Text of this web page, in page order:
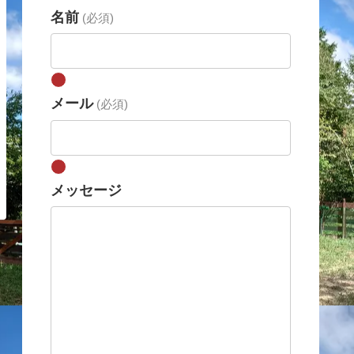
名前 (必須)
メール (必須)
メッセージ